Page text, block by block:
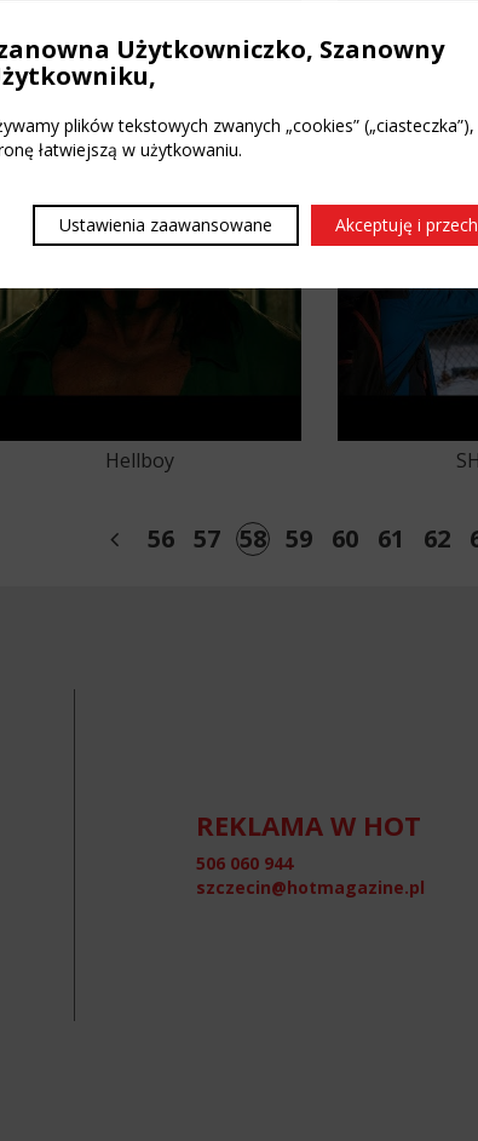
Hellboy
55 56 57 58 59 60 61 62
REKLAMA W HOT
506 060 944
szczecin@hotmagazine.pl
Użytkowniczko, Szanowny
plików tekstowych zwanych „cookies”
łatwiejszą w użytkowaniu.
Ustawienia zaawansowane Akceptuję i